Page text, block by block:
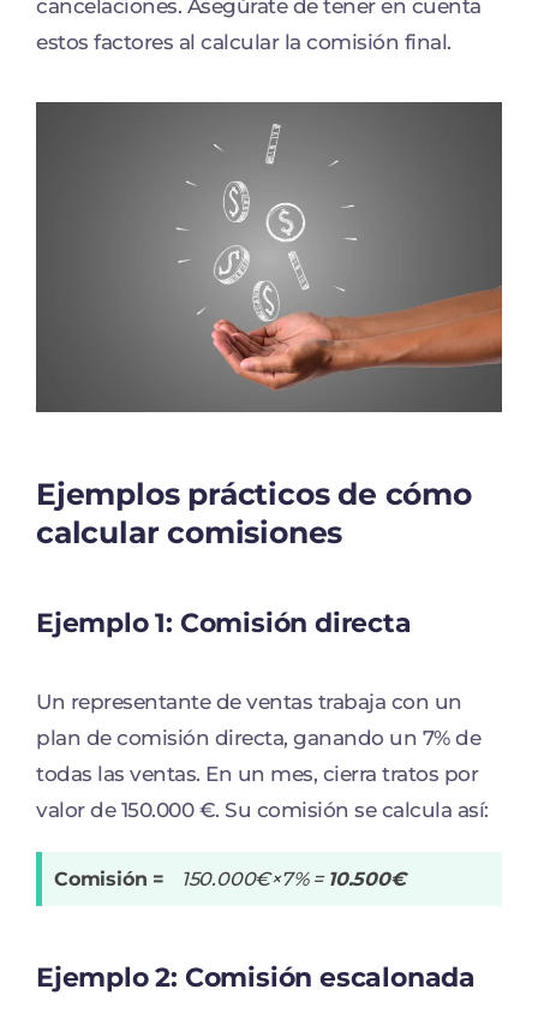
cancelaciones. Asegúrate de tener en cuenta
estos factores al calcular la comisión final.
Ejemplos prácticos de cómo
calcular comisiones
Ejemplo 1: Comisión directa
Un representante de ventas trabaja con un
plan de comisión directa, ganando un 7% de
todas las ventas. En un mes, cierra tratos por
valor de 150.000 €. Su comisión se calcula así:
Comisión = 150.000€×7% = 10.500€
Ejemplo 2: Comisión escalonada